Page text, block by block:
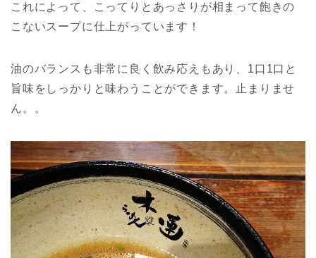
これによって、こってりとあっさりが相まって飽きの
こないスープに仕上がっています！
油のバランスも非常に良く飲み応えもあり、1口1口と
旨味をしっかりと味わうことができます。止まりませ
ん。。